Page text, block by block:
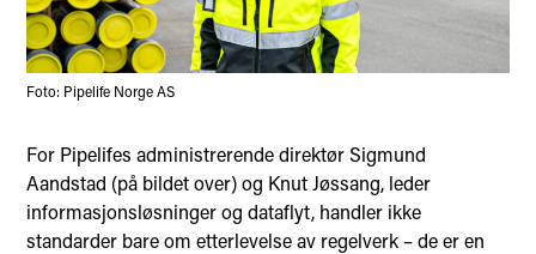
Foto: Pipelife Norge AS
For Pipelifes administrerende direktør Sigmund
Aandstad (på bildet over) og Knut Jøssang, leder
informasjonsløsninger og dataflyt, handler ikke
standarder bare om etterlevelse av regelverk – de er en